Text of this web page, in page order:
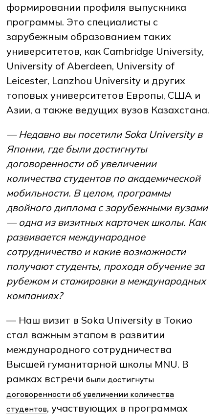
формировании профиля выпускника
программы. Это специалисты с
зарубежным образованием таких
университетов, как Cambridge University,
University of Aberdeen, University of
Leicester, Lanzhou University и других
топовых университетов Европы, США и
Азии, а также ведущих вузов Казахстана.
— Недавно вы посетили Soka University в
Японии, где были достигнуты
договоренности об увеличении
количества студентов по академической
мобильности. В целом, программы
двойного диплома с зарубежными вузами
— одна из визитных карточек школы. Как
развивается международное
сотрудничество и какие возможности
получают студенты, проходя обучение за
рубежом и стажировки в международных
компаниях?
— Наш визит в Soka University в Токио
стал важным этапом в развитии
международного сотрудничества
Высшей гуманитарной школы MNU. В
рамках встречибыли достигнуты
договорённости об увеличении количества
студентов, участвующих в программах